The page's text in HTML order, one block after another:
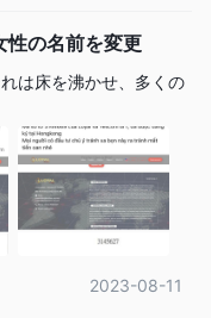
なトレーダーに利点と
は、最大 500:1 のレバ
が許可され、トレーダ
ンを取ることができま
し、低い敷居値で多様
。プラットフォーム
の高度な分析ツールを
サポートし、トレーダ
性の名前を変更
は床を沸かせ、多くの
2023-08-11